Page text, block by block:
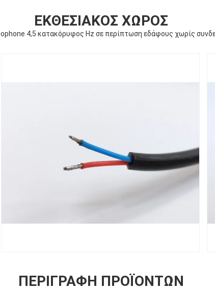
ΕΚΘΕΣΙΑΚΌΣ ΧΏΡΟΣ
4,5 κατακόρυφος Hz σε περίπτωση εδάφους χωρίς
ΠΕΡΙΓΡΑΦΉ ΠΡΟΪΌΝΤΩΝ